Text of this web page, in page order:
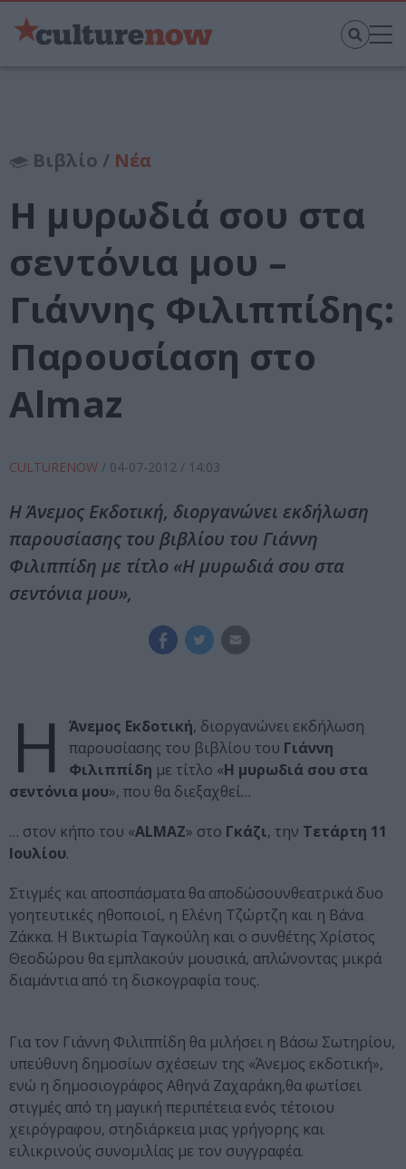
Βιβλίο / Νέα
Η μυρωδιά σου στα
σεντόνια μου –
Γιάννης Φιλιππίδης:
Παρουσίαση στο
Almaz
CULTURENOW / 04-07-2012 / 14:03
Η Άνεμος Εκδοτική, διοργανώνει εκδήλωση
παρουσίασης του βιβλίου του Γιάννη
Φιλιππίδη με τίτλο «Η μυρωδιά σου στα
σεντόνια μου»,
Η Άνεμος Εκδοτική, διοργανώνει εκδήλωση
παρουσίασης του βιβλίου του Γιάννη
Φιλιππίδη με τίτλο «Η μυρωδιά σου στα
σεντόνια μου», που θα διεξαχθεί…
… στον κήπο του «ALMAZ» στο Γκάζι, την Τετάρτη 11
Ιουλίου.
Στιγμές και αποσπάσματα θα αποδώσουνθεατρικά δυο
γοητευτικές ηθοποιοί, η Ελένη Τζώρτζη και η Βάνα
Ζάκκα. Η Βικτωρία Ταγκούλη και ο συνθέτης Χρίστος
Θεοδώρου θα εμπλακούν μουσικά, απλώνοντας μικρά
διαμάντια από τη δισκογραφία τους.
Για τον Γιάννη Φιλιππίδη θα μιλήσει η Βάσω Σωτηρίου,
υπεύθυνη δημοσίων σχέσεων της «Άνεμος εκδοτική»,
ενώ η δημοσιογράφος Αθηνά Ζαχαράκη,θα φωτίσει
στιγμές από τη μαγική περιπέτεια ενός τέτοιου
χειρόγραφου, στηδιάρκεια μιας γρήγορης και
ειλικρινούς συνομιλίας με τον συγγραφέα.